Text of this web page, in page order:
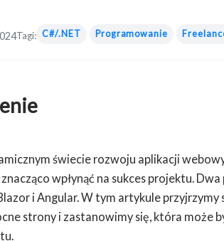
Tagi: C#/.NET Programowanie
świecie rozwoju aplikacji
wpłynąć na sukces projektu.
i Angular. W tym artykule przyjrzymy
strony i zastanowimy się, która może